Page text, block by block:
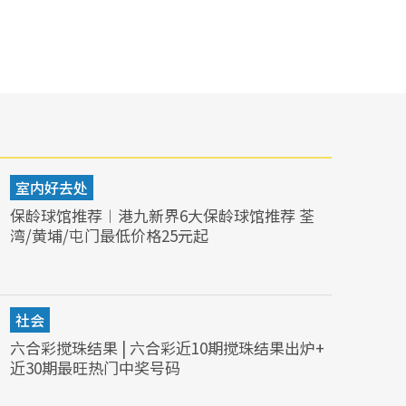
室内好去处
保龄球馆推荐︱港九新界6大保龄球馆推荐 荃
湾/黄埔/屯门最低价格25元起
社会
六合彩搅珠结果 | 六合彩近10期搅珠结果出炉+
近30期最旺热门中奖号码